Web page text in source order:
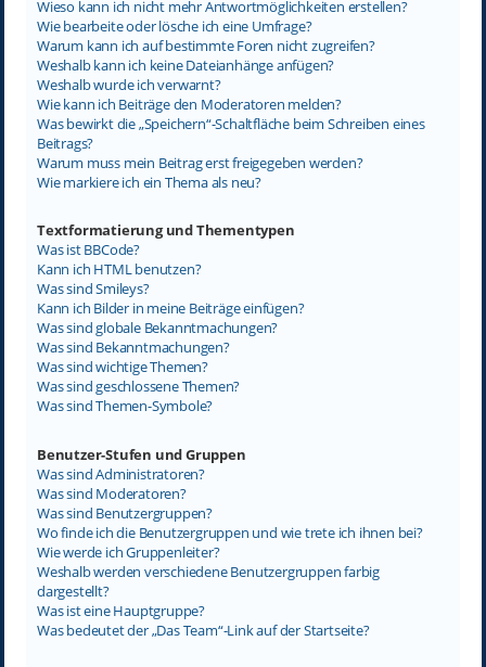
Wieso kann ich nicht mehr Antwortmöglichkeiten erstellen?
Wie bearbeite oder lösche ich eine Umfrage?
Warum kann ich auf bestimmte Foren nicht zugreifen?
Weshalb kann ich keine Dateianhänge anfügen?
Weshalb wurde ich verwarnt?
Wie kann ich Beiträge den Moderatoren melden?
Was bewirkt die „Speichern“-Schaltfläche beim Schreiben eines
Beitrags?
Warum muss mein Beitrag erst freigegeben werden?
Wie markiere ich ein Thema als neu?
Textformatierung und Thementypen
Was ist BBCode?
Kann ich HTML benutzen?
Was sind Smileys?
Kann ich Bilder in meine Beiträge einfügen?
Was sind globale Bekanntmachungen?
Was sind Bekanntmachungen?
Was sind wichtige Themen?
Was sind geschlossene Themen?
Was sind Themen-Symbole?
Benutzer-Stufen und Gruppen
Was sind Administratoren?
Was sind Moderatoren?
Was sind Benutzergruppen?
Wo finde ich die Benutzergruppen und wie trete ich ihnen bei?
Wie werde ich Gruppenleiter?
Weshalb werden verschiedene Benutzergruppen farbig
dargestellt?
Was ist eine Hauptgruppe?
Was bedeutet der „Das Team“-Link auf der Startseite?